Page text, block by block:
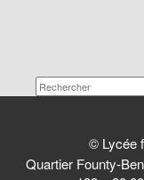
© Lycée
Quartier Founty-